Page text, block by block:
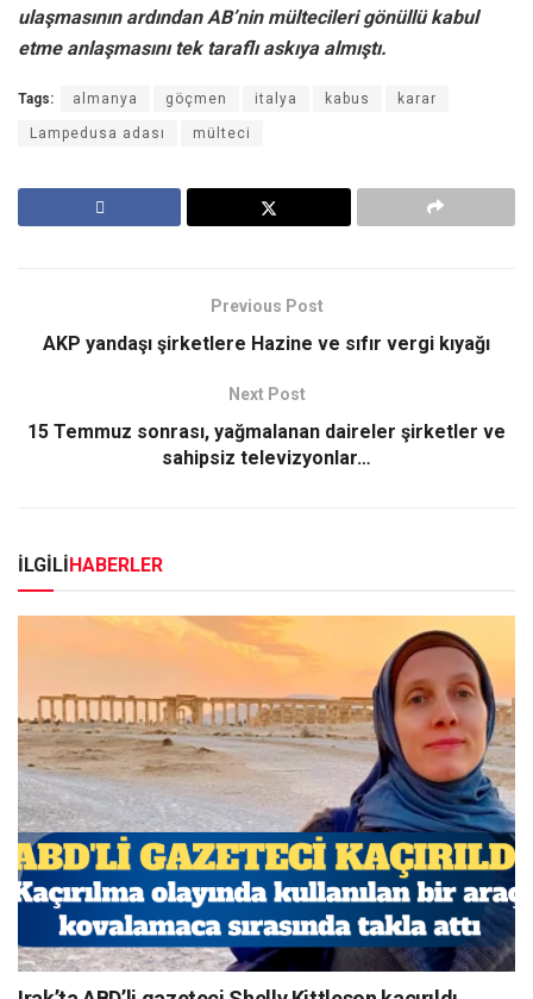
ulaşmasının ardından AB’nin mültecileri gönüllü kabul
etme anlaşmasını tek taraflı askıya almıştı.
Tags: almanya göçmen italya kabus karar
Lampedusa adası mülteci
Previous Post
AKP yandaşı şirketlere Hazine ve sıfır vergi kıyağı
Next Post
15 Temmuz sonrası, yağmalanan daireler şirketler ve
sahipsiz televizyonlar…
İLGİLİHABERLER